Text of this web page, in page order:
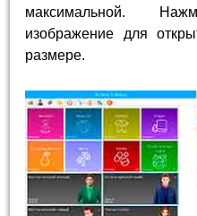
максимальной.
изображение для
размере.